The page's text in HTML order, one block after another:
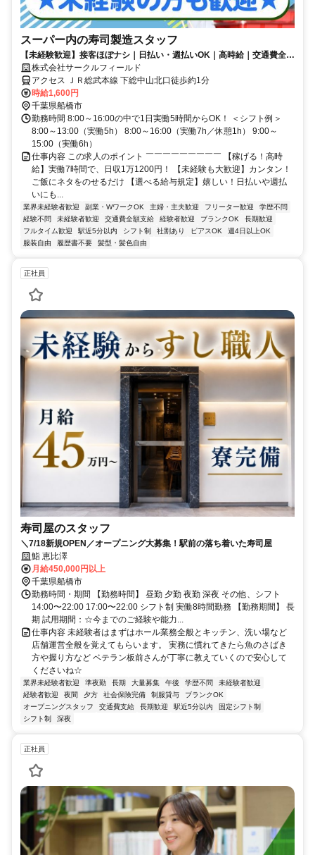
スーパー内の寿司製造スタッフ
【未経験歓迎】接客ほぼナシ｜日払い・週払いOK｜高時給｜交通費全額
支給｜若手～シニアまで活躍中
株式会社サークルフィールド
アクセス ＪＲ総武本線 下総中山北口徒歩約1分
時給1,600円
千葉県船橋市
勤務時間 8:00～16:00の中で1日実働5時間からOK！ ＜シフト例＞
8:00～13:00（実働5h） 8:00～16:00（実働7h／休憩1h） 9:00～
15:00（実働6h）
仕事内容 この求人のポイント ￣￣￣￣￣￣￣￣￣ 【稼げる！高時
給】実働7時間で、日収1万1200円！ 【未経験も大歓迎】カンタン！
ご飯にネタをのせるだけ 【選べる給与規定】嬉しい！日払いや週払
いにも...
業界未経験者歓迎 副業・WワークOK 主婦・主夫歓迎 フリーター歓迎
学歴不問
経験不問
未経験者歓迎 交通費全額支給 経験者歓迎 ブランクOK
長期歓迎
フルタイム歓迎
駅近5分以内 シフト制 社割あり ピアスOK
週4日以上OK
服装自由
履歴書不要 髪型・髪色自由
正社員
寿司屋のスタッフ
＼7/18新規OPEN／オープニング大募集！駅前の落ち着いた寿司屋
鮨 恵比澤
月給450,000円以上
千葉県船橋市
勤務時間・期間 【勤務時間】 昼勤 夕勤 夜勤 深夜 その他、シフト
14:00〜22:00 17:00〜22:00 シフト制 実働8時間勤務 【勤務期間】 長
期 試用期間：☆今までのご経験や能力...
仕事内容 未経験者はまずはホール業務全般とキッチン、洗い場など
店舗運営全般を覚えてもらいます。 実務に慣れてきたら魚のさばき
方や握り方など ベテラン板前さんが丁寧に教えていくので安心して
くださいね☆
業界未経験者歓迎 準夜勤 長期 大量募集 午後 学歴不問
未経験者歓迎
経験者歓迎
夜間 夕方 社会保険完備 制服貸与
ブランクOK
オープニングスタッフ
交通費支給 長期歓迎 駅近5分以内
固定シフト制
シフト制
深夜
正社員